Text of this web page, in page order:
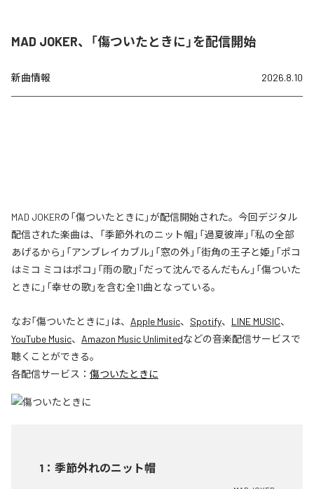
MAD JOKER、「傷ついたときに」を配信開始
新曲情報 2026.8.10
MAD JOKERの「傷ついたときに」が配信開始された。今回デジタル
配信された楽曲は、「季節外れのニット帽」「過夏彼岸」「私の全部
あげるから」「アンブレイカブル」「窓の外」「街角の王子と姫」「ポコ
はミコ ミコはポコ」「雨の歌」「だって沈んでるんだもん」「傷ついた
ときに」「幸せの歌」を含む全11曲となっている。
なお「傷ついたときに 」は、 Apple Music、 Spotify、 LINE MUSIC、
YouTube Music、 Amazon Music Unlimitedなどの音楽配信サービスで
聴くことができる。
各配信サービス： 傷ついたときに
1 ： 季節外れのニット帽